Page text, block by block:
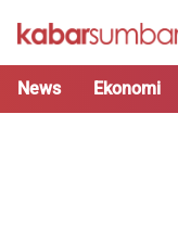
News Ekonomi